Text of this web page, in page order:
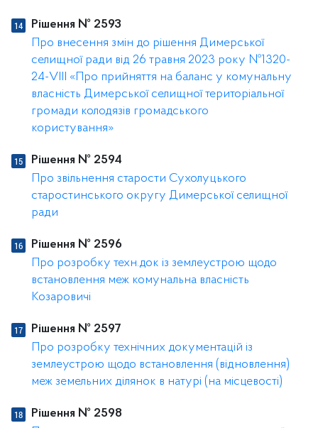
Рішення № 2593
Про внесення змін до рішення Димерської
селищної ради від 26 травня 2023 року №1320-
24-VIII «Про прийняття на баланс у комунальну
власність Димерської селищної територіальної
громади колодязів громадського
користування»
Рішення № 2594
Про звільнення старости Сухолуцького
старостинського округу Димерської селищної
ради
Рішення № 2596
Про розробку техн.док із землеустрою щодо
встановлення меж комунальна власність
Козаровичі
Рішення № 2597
Про розробку технічних документацій із
землеустрою щодо встановлення (відновлення)
меж земельних ділянок в натурі (на місцевості)
Рішення № 2598